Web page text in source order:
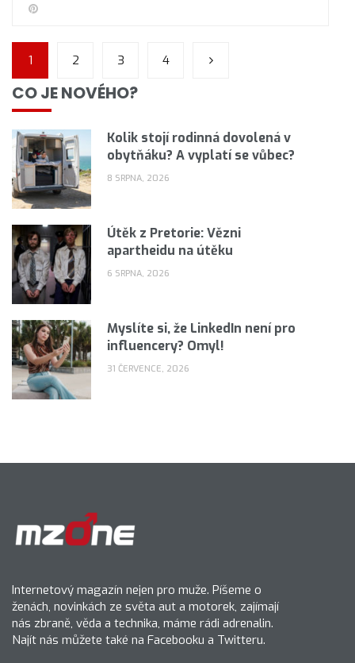
1 2 3 4
CO JE NOVÉHO?
Kolik stojí rodinná dovolená v
obytňáku? A vyplatí se vůbec?
8 SRPNA, 2026
Útěk z Pretorie: Vězni
apartheidu na útěku
6 SRPNA, 2026
Myslíte si, že LinkedIn není pro
influencery? Omyl!
31 ČERVENCE, 2026
Internetový magazín nejen pro muže. Píšeme o
ženách, novinkách ze světa aut a motorek, zajímají
nás zbraně, věda a technika, máme rádi adrenalin.
Najít nás můžete také na Facebooku a Twitteru.